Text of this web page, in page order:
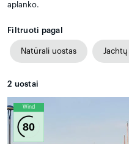
aplanko.
Filtruoti pagal
Natūrali uostas
2 uostai
Wind
80